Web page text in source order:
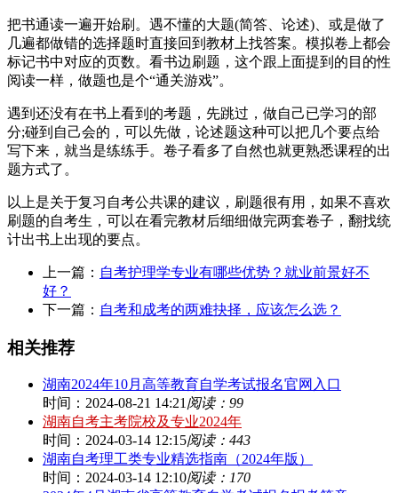
把书通读一遍开始刷。遇不懂的大题(简答、论述)、或是做了
几遍都做错的选择题时直接回到教材上找答案。模拟卷上都会
标记书中对应的页数。看书边刷题，这个跟上面提到的目的性
阅读一样，做题也是个“通关游戏”。
遇到还没有在书上看到的考题，先跳过，做自己已学习的部
分;碰到自己会的，可以先做，论述题这种可以把几个要点给
写下来，就当是练练手。卷子看多了自然也就更熟悉课程的出
题方式了。
以上是关于复习自考公共课的建议，刷题很有用，如果不喜欢
刷题的自考生，可以在看完教材后细细做完两套卷子，翻找统
计出书上出现的要点。
上一篇： 自考护理学专业有哪些优势？就业前景好不
好？
下一篇： 自考和成考的两难抉择，应该怎么选？
相关推荐
湖南2024年10月高等教育自学考试报名官网入口
时间：2024-08-21 14:21 阅读：99
湖南自考主考院校及专业2024年
时间：2024-03-14 12:15阅读：443
湖南自考理工类专业精选指南（2024年版）
时间：2024-03-14 12:10阅读：170